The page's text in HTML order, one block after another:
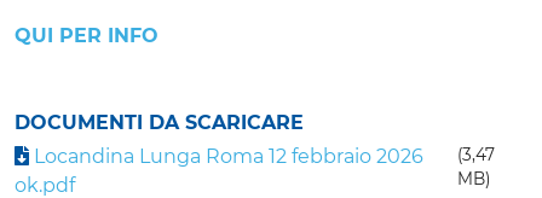
QUI PER INFO
DOCUMENTI DA SCARICARE
Locandina Lunga Roma 12 febbraio 2026
ok.pdf
(3,47
MB)